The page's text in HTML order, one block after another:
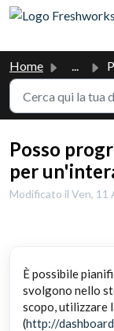
Salta al contenuto
Home ...
Posso
per
Modificato il Ven, 11
È possibile
svolgono nello
scopo, utilizzare
(http://